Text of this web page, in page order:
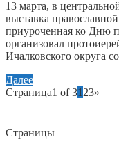
13 марта, в
выставка
приуроченная ко Дню
организовал
Ичалковского округа
Далее
Страница1 of 31 23»
Страницы